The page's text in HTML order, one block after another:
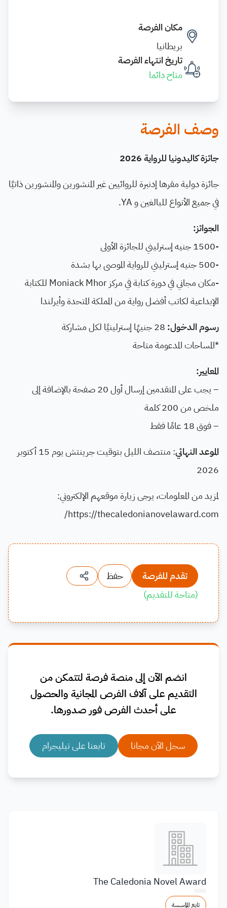
مكان الفرصة
بريطانيا
تاريخ انتهاء الفرصة
متاح دائما
وصف الفرصة
جائزة كاليدونيا للرواية 2026
جائزة دولية مقرها إدنبرة للروائيين غير المنشورين والمنشورين ذاتيًا
في جميع الأنواع للبالغين و YA.
الجوائز:
-1500 جنيه إسترليني للجائزة الأولى
-500 جنيه إسترليني للرواية الموصى بها بشدة
-مكان مجاني في دورة كتابة في مركز Moniack Mhor للكتابة
الإبداعية لكاتب أفضل رواية من المملكة المتحدة وأيرلندا
رسوم الدخول:
*المساحات المدعومة متاحة
المعايير:
– يجب على المتقدمين إرسال أول 20 صفحة بالإضافة إلى
ملخص من 200 كلمة
– فوق 18 عامًا فقط
الموعد النهائي
: منتصف الليل بتوقيت جرينتش يوم 15 أكتوبر
2026
لمزيد من المعلومات، يرجى زيارة موقعهم الإلكتروني:
https://thecaledonianovelaward.com/
تقدم للفرصة
حفظ
(متاحة للتقديم)
انضم الآن إلى منصة فرصة لتتمكن من
التقديم على آلاف الفرص المجانية والحصول
على أحدث الفرص فور صدورها.
سجل الآن مجانا تابعنا على تيليجرام
The Caledonia Novel Award
تابع المؤسسة